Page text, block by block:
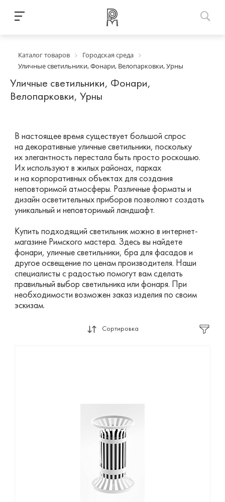
Каталог товаров
Городская среда
Уличные светильники, Фонари, Велопарковки, Урны
Уличные светильники, Фонари,
Велопарковки, Урны
В настоящее время существует большой спрос
на декоративные уличные светильники, поскольку
их элегантность перестала быть просто роскошью.
Их используют в жилых районах, парках
и на корпоративных объектах для создания
неповторимой атмосферы. Различные форматы и
дизайн осветительных приборов позволяют создать
уникальный и неповторимый ландшафт.
Купить подходящий светильник можно в интернет-
магазине Римского мастера. Здесь вы найдете
фонари, уличные светильники, бра для фасадов и
другое освещение по ценам производителя. Наши
специалисты с радостью помогут вам сделать
правильный выбор светильника или фонаря. При
необходимости возможен заказ изделия по своим
эскизам.
Сортировка